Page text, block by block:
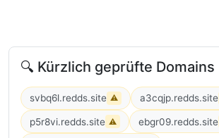
🔍 Kürzlich geprüfte Domains
svbq6l.redds.site ⚠ a3cqjp.redds.site
p5r8vi.redds.site ⚠ ebgr09.redds.site